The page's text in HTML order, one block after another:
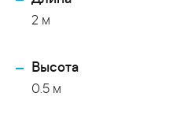
2 м
Высота
0.5 м